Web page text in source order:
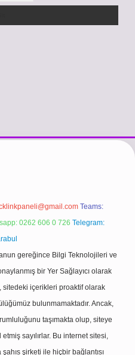
girişhiltonbet güncel giriş
Teams:
0262 606 0 726 Telegram:
gereğince Bilgi Teknolojileri ve
bir Yer Sağlayıcı olarak
sitedeki içerikleri proaktif olarak
bulunmamaktadır. Ancak,
taşımakta olup, siteye
sayılırlar. Bu internet sitesi,
şirketi ile hiçbir bağlantısı